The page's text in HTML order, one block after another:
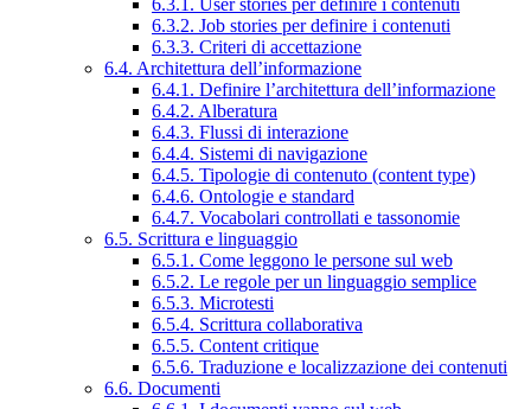
6.3.1. User stories per definire i contenuti
6.3.2. Job stories per definire i contenuti
6.3.3. Criteri di accettazione
6.4. Architettura dell’informazione
6.4.1. Definire l’architettura dell’informazione
6.4.2. Alberatura
6.4.3. Flussi di interazione
6.4.4. Sistemi di navigazione
6.4.5. Tipologie di contenuto (content type)
6.4.6. Ontologie e standard
6.4.7. Vocabolari controllati e tassonomie
6.5. Scrittura e linguaggio
6.5.1. Come leggono le persone sul web
6.5.2. Le regole per un linguaggio semplice
6.5.3. Microtesti
6.5.4. Scrittura collaborativa
6.5.5. Content critique
6.5.6. Traduzione e localizzazione dei contenuti
6.6. Documenti